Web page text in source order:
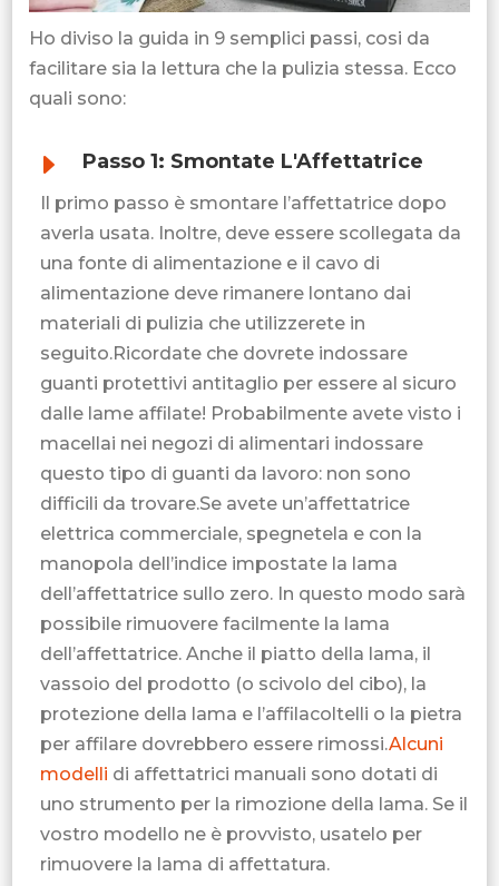
Ho diviso la guida in 9 semplici passi, cosi da
facilitare sia la lettura che la pulizia stessa. Ecco
quali sono:
E Passo 1: Smontate L'Affettatrice
Il primo passo è smontare l’affettatrice dopo
averla usata. Inoltre, deve essere scollegata da
una fonte di alimentazione e il cavo di
alimentazione deve rimanere lontano dai
materiali di pulizia che utilizzerete in
seguito.Ricordate che dovrete indossare
guanti protettivi antitaglio per essere al sicuro
dalle lame affilate! Probabilmente avete visto i
macellai nei negozi di alimentari indossare
questo tipo di guanti da lavoro: non sono
difficili da trovare.Se avete un’affettatrice
elettrica commerciale, spegnetela e con la
manopola dell’indice impostate la lama
dell’affettatrice sullo zero. In questo modo sarà
possibile rimuovere facilmente la lama
dell’affettatrice. Anche il piatto della lama, il
vassoio del prodotto (o scivolo del cibo), la
protezione della lama e l’affilacoltelli o la pietra
per affilare dovrebbero essere rimossi.Alcuni
modelli di affettatrici manuali sono dotati di
uno strumento per la rimozione della lama. Se il
vostro modello ne è provvisto, usatelo per
rimuovere la lama di affettatura.